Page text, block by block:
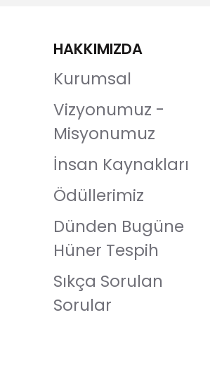
HAKKIMIZDA
Kurumsal
Vizyonumuz -
Misyonumuz
İnsan Kaynakları
Ödüllerimiz
Dünden Bugüne
Hüner Tespih
Sıkça Sorulan
Sorular